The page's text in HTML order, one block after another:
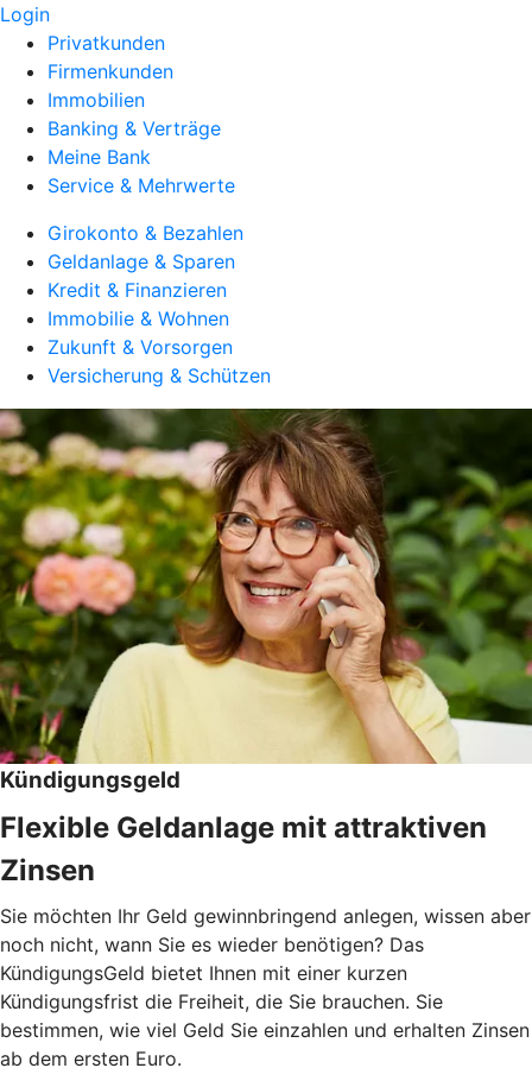
Login
Privatkunden
Firmenkunden
Immobilien
Banking & Verträge
Meine Bank
Service & Mehrwerte
Girokonto & Bezahlen
Geldanlage & Sparen
Kredit & Finanzieren
Immobilie & Wohnen
Zukunft & Vorsorgen
Versicherung & Schützen
Kündigungsgeld
Flexible Geldanlage mit attraktiven
Zinsen
Sie möchten Ihr Geld gewinnbringend anlegen, wissen aber
noch nicht, wann Sie es wieder benötigen? Das
KündigungsGeld bietet Ihnen mit einer kurzen
Kündigungsfrist die Freiheit, die Sie brauchen. Sie
bestimmen, wie viel Geld Sie einzahlen und erhalten Zinsen
ab dem ersten Euro.